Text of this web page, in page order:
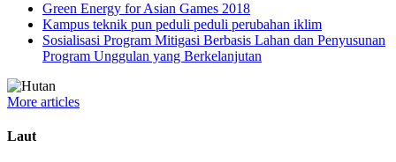
Green Energy for Asian Games 2018
Kampus teknik pun peduli peduli perubahan iklim
Sosialisasi Program Mitigasi Berbasis Lahan dan Penyusunan
Program Unggulan yang Berkelanjutan
More articles
Laut